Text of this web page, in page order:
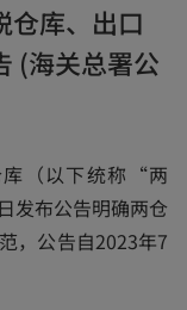
仓库、出口
(海关总署公
库（以下统称“两
发布公告明确两仓
，公告自2023年7